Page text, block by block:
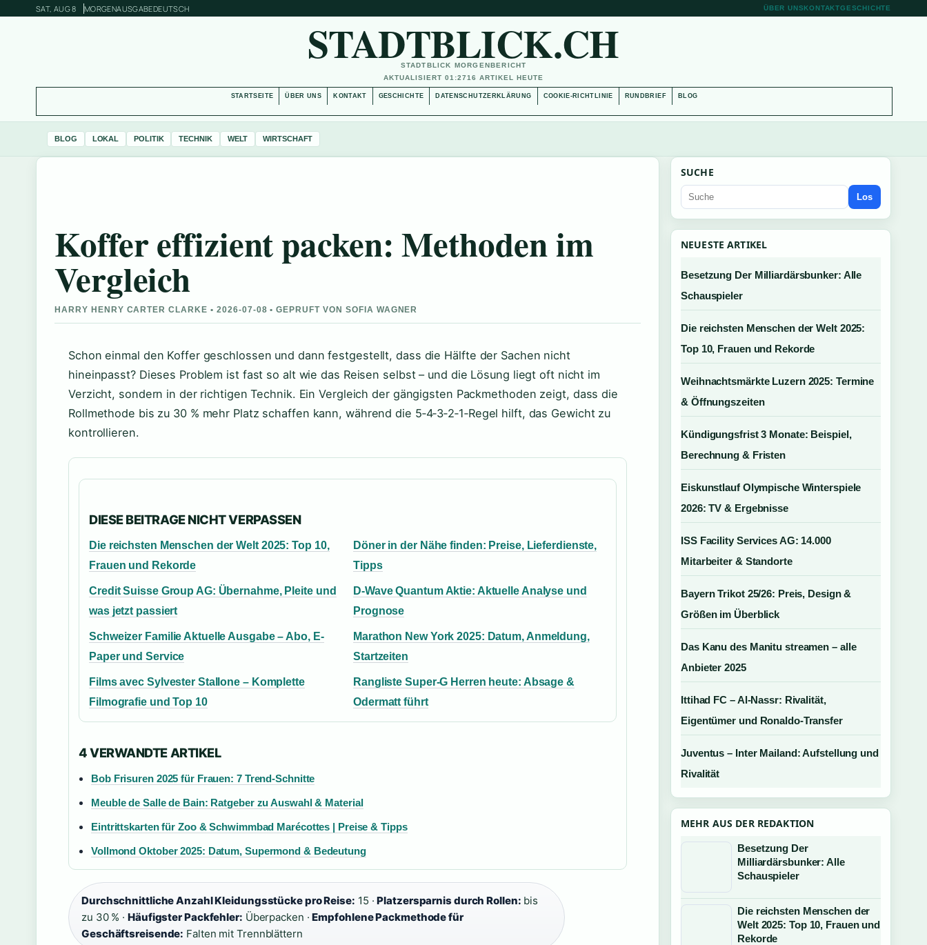
SAT, AUG 8 MORGENAUSGABEDEUTSCH ÜBER UNSKONTAKTGESCHICHTE
STADTBLICK.CH
STADTBLICK MORGENBERICHT
AKTUALISIERT 01:2716 ARTIKEL HEUTE
STARTSEITE ÜBER UNS KONTAKT GESCHICHTE DATENSCHUTZERKLÄRUNG COOKIE-RICHTLINIE RUNDBRIEF BLOG
BLOG LOKAL POLITIK TECHNIK WELT WIRTSCHAFT
Koffer effizient packen: Methoden im
Vergleich
HARRY HENRY CARTER CLARKE • 2026-07-08 • GEPRUFT VON SOFIA WAGNER
Schon einmal den Koffer geschlossen und dann festgestellt, dass die Hälfte der Sachen nicht
hineinpasst? Dieses Problem ist fast so alt wie das Reisen selbst – und die Lösung liegt oft nicht im
Verzicht, sondern in der richtigen Technik. Ein Vergleich der gängigsten Packmethoden zeigt, dass die
Rollmethode bis zu 30 % mehr Platz schaffen kann, während die 5‑4‑3‑2‑1‑Regel hilft, das Gewicht zu
kontrollieren.
DIESE BEITRAGE NICHT VERPASSEN
Die reichsten Menschen der Welt 2025: Top 10,
Frauen und Rekorde
Döner in der Nähe finden: Preise, Lieferdienste,
Tipps
Credit Suisse Group AG: Übernahme, Pleite und
was jetzt passiert
D-Wave Quantum Aktie: Aktuelle Analyse und
Prognose
Schweizer Familie Aktuelle Ausgabe – Abo, E-
Paper und Service
Marathon New York 2025: Datum, Anmeldung,
Startzeiten
Films avec Sylvester Stallone – Komplette
Filmografie und Top 10
Rangliste Super-G Herren heute: Absage &
Odermatt führt
4 VERWANDTE ARTIKEL
Bob Frisuren 2025 für Frauen: 7 Trend-Schnitte
Meuble de Salle de Bain: Ratgeber zu Auswahl & Material
Eintrittskarten für Zoo & Schwimmbad Marécottes | Preise & Tipps
Vollmond Oktober 2025: Datum, Supermond & Bedeutung
Durchschnittliche Anzahl Kleidungsstücke pro Reise: 15 ·Platzersparnis durch Rollen: bis
zu 30 % ·Häufigster Packfehler: Überpacken ·Empfohlene Packmethode für
Geschäftsreisende: Falten mit Trennblättern
SUCHE
Los
NEUESTE ARTIKEL
Besetzung Der Milliardärsbunker: Alle
Schauspieler
Die reichsten Menschen der Welt 2025:
Top 10, Frauen und Rekorde
Weihnachtsmärkte Luzern 2025: Termine
& Öffnungszeiten
Kündigungsfrist 3 Monate: Beispiel,
Berechnung & Fristen
Eiskunstlauf Olympische Winterspiele
2026: TV & Ergebnisse
ISS Facility Services AG: 14.000
Mitarbeiter & Standorte
Bayern Trikot 25/26: Preis, Design &
Größen im Überblick
Das Kanu des Manitu streamen – alle
Anbieter 2025
Ittihad FC – Al-Nassr: Rivalität,
Eigentümer und Ronaldo-Transfer
Juventus – Inter Mailand: Aufstellung und
Rivalität
MEHR AUS DER REDAKTION
Besetzung Der
Milliardärsbunker: Alle
Schauspieler
Die reichsten Menschen der
Welt 2025: Top 10, Frauen und
Rekorde